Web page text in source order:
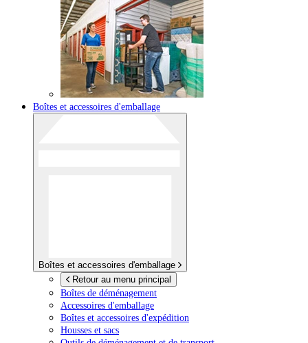
Boîtes et accessoires d'emballage
Boîtes et accessoires d'emballage
Retour au menu principal
Boîtes de déménagement
Accessoires d'emballage
Boîtes et accessoires d'expédition
Housses et sacs